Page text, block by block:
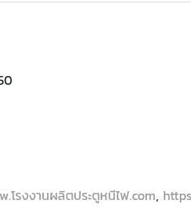
โรงงานผลิตประตูหนีไฟ.com,